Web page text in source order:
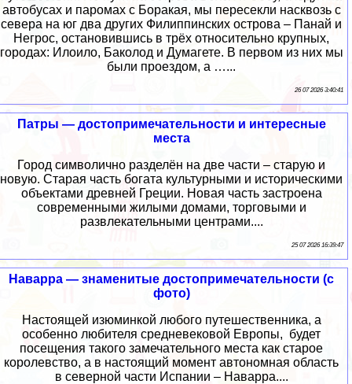
автобусах и паромах с Боракая, мы пересекли насквозь с
севера на юг два других Филиппинских острова – Панай и
Негрос, остановившись в трёх относительно крупных,
городах: Илоило, Баколод и Думагете. В первом из них мы
были проездом, а …...
26 07 2026 3:40:41
Патры — достопримечательности и интересные
места
Город символично разделён на две части – старую и
новую. Старая часть богата культурными и историческими
объектами древней Греции. Новая часть застроена
современными жилыми домами, торговыми и
развлекательными центрами....
25 07 2026 16:39:47
Наварра — знаменитые достопримечательности (с
фото)
Настоящей изюминкой любого путешественника, а
особенно любителя средневековой Европы, будет
посещения такого замечательного места как старое
королевство, а в настоящий момент автономная область
в северной части Испании – Наварра....